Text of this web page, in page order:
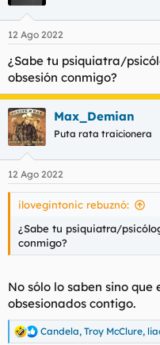
12 Ago 2022
¿Sabe tu psiquiatra/
obsesión conmigo?
Max_Demian
Puta rata traicionera
12 Ago 2022
ilovegintonic rebuznó:
¿Sabe tu psiquiatra/
conmigo?
No sólo lo saben sino
obsesionados contigo.
R
Candela, Troy McClure,